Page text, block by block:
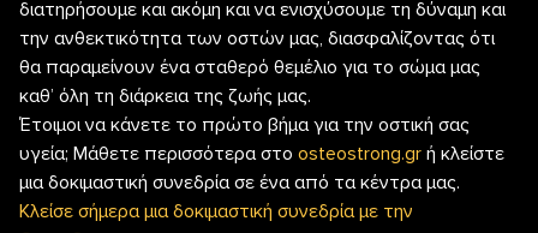
διατηρήσουμε και ακόμη και να ενισχύσουμε τη δύναμη και
την ανθεκτικότητα των οστών μας, διασφαλίζοντας ότι
θα παραμείνουν ένα σταθερό θεμέλιο για το σώμα μας
καθ’ όλη τη διάρκεια της ζωής μας.
Έτοιμοι να κάνετε το πρώτο βήμα για την οστική σας
υγεία; Μάθετε περισσότερα στο osteostrong.gr ή κλείστε
μια δοκιμαστική συνεδρία σε ένα από τα κέντρα μας.
Κλείσε σήμερα μια δοκιμαστική συνεδρία με την